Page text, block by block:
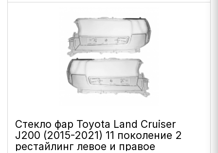
Стекло фар Toyota Land Cruiser
J200 (2015-2021) 11 поколение 2
рестайлинг левое и правое